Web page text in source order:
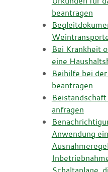
beantragen
Bei Krankheit
eine
Beihilfe bei
beantragen
anfragen
Anwendung
Schaltanlage,